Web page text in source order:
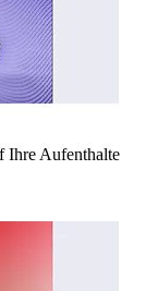
Ihre Aufenthalte